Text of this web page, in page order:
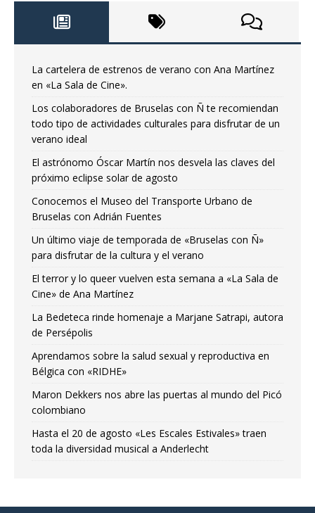
La cartelera de estrenos de verano con Ana Martínez
en «La Sala de Cine».
Los colaboradores de Bruselas con Ñ te recomiendan
todo tipo de actividades culturales para disfrutar de un
verano ideal
El astrónomo Óscar Martín nos desvela las claves del
próximo eclipse solar de agosto
Conocemos el Museo del Transporte Urbano de
Bruselas con Adrián Fuentes
Un último viaje de temporada de «Bruselas con Ñ»
para disfrutar de la cultura y el verano
El terror y lo queer vuelven esta semana a «La Sala de
Cine» de Ana Martínez
La Bedeteca rinde homenaje a Marjane Satrapi, autora
de Persépolis
Aprendamos sobre la salud sexual y reproductiva en
Bélgica con «RIDHE»
Maron Dekkers nos abre las puertas al mundo del Picó
colombiano
Hasta el 20 de agosto «Les Escales Estivales» traen
toda la diversidad musical a Anderlecht